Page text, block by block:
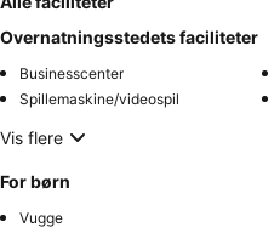
Overnatningsstedets faciliteter
Businesscenter
Spillemaskine/videospil
Vis flere
For børn
Vugge